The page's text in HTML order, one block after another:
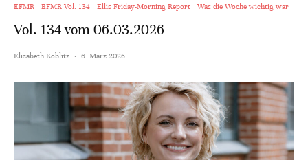
EFMR EFMR Vol. 134 Ellis Friday-Morning Report Was die Woche wichtig war
Vol. 134 vom 06.03.2026
Elisabeth Koblitz · 6. März 2026